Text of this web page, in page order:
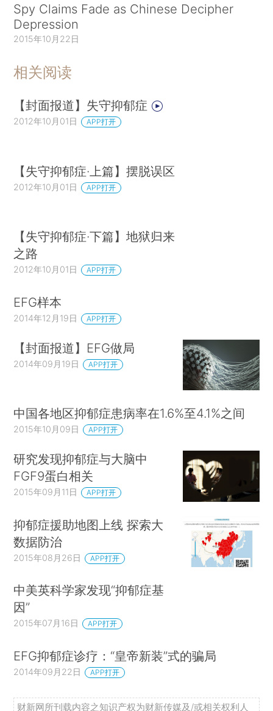
Spy Claims Fade as Chinese Decipher
Depression
2015年10月22日
相关阅读
【封面报道】失守抑郁症
2012年10月01日 APP打开
【失守抑郁症·上篇】摆脱误区
2012年10月01日 APP打开
【失守抑郁症·下篇】地狱归来
之路
2012年10月01日 APP打开
EFG样本
2014年12月19日 APP打开
【封面报道】EFG做局
2014年09月19日 APP打开
中国各地区抑郁症患病率在1.6%至4.1%之间
2015年10月09日 APP打开
研究发现抑郁症与大脑中
FGF9蛋白相关
2015年09月11日 APP打开
抑郁症援助地图上线 探索大
数据防治
2015年08月26日 APP打开
中美英科学家发现“抑郁症基
因”
2015年07月16日 APP打开
EFG抑郁症诊疗：“皇帝新装”式的骗局
2014年09月22日 APP打开
财新网所刊载内容之知识产权为财新传媒及/或相关权利人